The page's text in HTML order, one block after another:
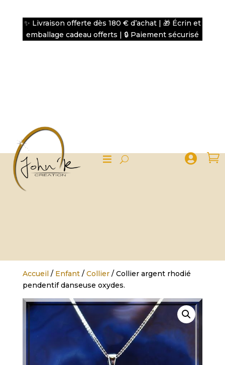
✨ Livraison offerte dès 180 € d’achat | 🎁 Écrin et
emballage cadeau offerts | 🔒 Paiement sécurisé
 
Accueil / Enfant/ Collier/ Collier argent rhodié
pendentif danseuse oxydes.